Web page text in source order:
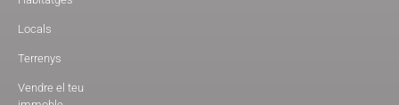
Locals
Terrenys
Vendre el teu